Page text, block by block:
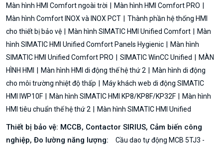
Màn hình HMI Comfort ngoài trời
Màn hình HMI Comfort PRO
Màn hình Comfort INOX và INOX PCT
Thành phần hệ thống HMI
cho thiết bị bảo vệ
Màn hình SIMATIC HMI Unified Comfort
Màn
hình SIMATIC HMI Unified Comfort Panels Hygienic
Màn hình
SIMATIC HMI Unified Comfort PRO
SIMATIC WinCC Unified
MÀN
HÌNH HMI
Màn hình HMI di động thế hệ thứ 2
Màn hình di động
cho môi trường nhiệt độ thấp
Máy khách web di động SIMATIC
HMI IWP10F
Màn hình SIMATIC HMI KP8/KP8F/KP32F
Màn hình
HMI tiêu chuẩn thế hệ thứ 2
Màn hình SIMATIC HMI Unified
Thiết bị bảo vệ: MCCB, Contactor SIRIUS, Cảm biến công
nghiệp, Đo lường năng lượng:
Cầu dao tự động MCB 5TJ3 -